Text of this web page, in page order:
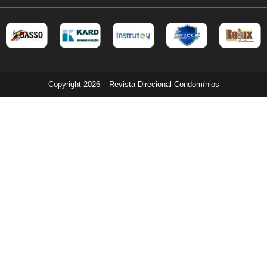
Copyright 2026 – Revista Direcional Condomínios